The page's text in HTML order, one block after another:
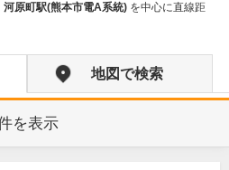
河原町駅(熊本市電A系統) を中心に直線距
地図で検索
を表示